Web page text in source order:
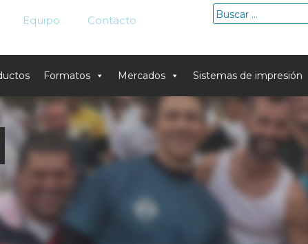
Equipo Contacto
Buscar:
Formatos Mercados Sistemas de impresión